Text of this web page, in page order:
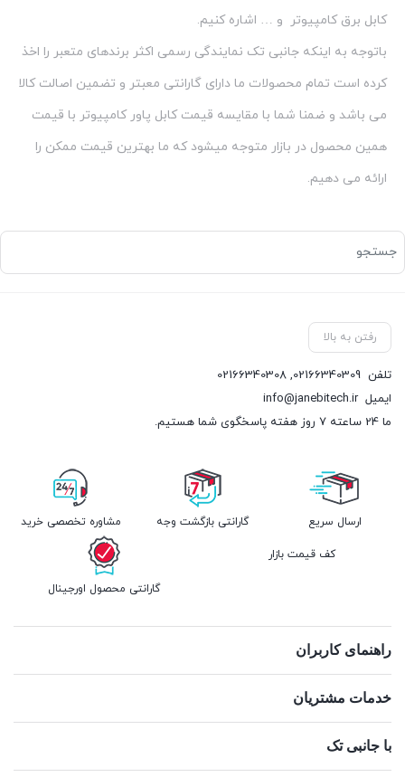
کابل برق کامپیوتر و … اشاره کنیم.
باتوجه به اینکه جانبی تک نمایندگی رسمی اکثر برندهای متعبر را اخذ
کرده است تمام محصولات ما دارای گارانتی معبتر و تضمین اصالت کالا
می باشد و ضمنا شما با مقایسه قیمت کابل پاور کامپیوتر با قیمت
همین محصول در بازار متوجه میشود که ما بهترین قیمت ممکن را
ارائه می دهیم.
رفتن به بالا
تلفن 02166340309
,
02166340308
ایمیلinfo@janebitech.ir
ما 24 ساعته 7 روز هفته پاسخگوی شما هستیم.
ارسال سریع گارانتی بازگشت وجه مشاوره تخصصی خرید
کف قیمت بازار
گارانتی محصول اورجینال
راهنمای کاربران
خدمات مشتریان
با جانبی تک